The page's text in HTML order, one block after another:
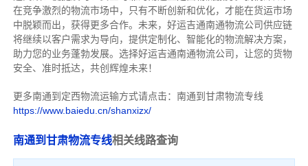
在竞争激烈的物流市场中，只有不断创新和优化，才能在货运市场
中脱颖而出，获得更多合作。 未来，好运吉通南通物流公司供应链
将继续以客户需求为导向，提供定制化、智能化的物流解决方案，
助力您的业务蓬勃发展。选择好运吉通南通物流公司，让您的货物
安全、准时抵达，共创辉煌未来！
更多南通到定西物流运输方式请点击：南通到甘肃物流专线
https://www.baiedu.cn/shanxizx/
南通到甘肃物流专线相关线路查询